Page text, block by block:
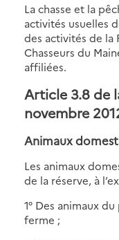
La chasse et la
activités usuelles
des activités de la
Chasseurs du
affiliées.
Article 3.8 de
novembre
Animaux
Les animaux
de la réserve, à
1° Des animaux
ferme ;